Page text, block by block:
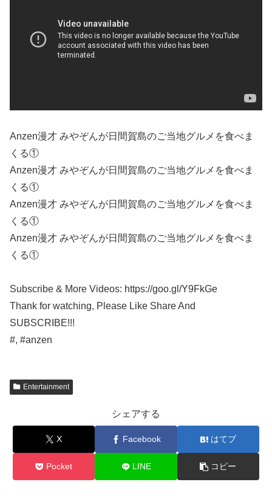
Anzen漫才 みやぞんが日間賀島のご当地グルメを食べま
くる①
Anzen漫才 みやぞんが日間賀島のご当地グルメを食べま
くる①
Anzen漫才 みやぞんが日間賀島のご当地グルメを食べま
くる①
Anzen漫才 みやぞんが日間賀島のご当地グルメを食べま
くる①
Subscribe & More Videos: https://goo.gl/Y9FkGe
Thank for watching, Please Like Share And
SUBSCRIBE!!!
#, #anzen
Entertainment
シェアする
X Facebook はてブ
Pocket LINE コピー